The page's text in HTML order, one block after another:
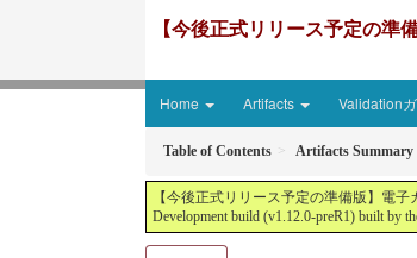
【今後正式リリース予定の
Home Artifacts Validation
Table of Contents Artifacts Summary
【今後正式リリース予定の準備版】電
Development build (v1.12.0-preR1) built by